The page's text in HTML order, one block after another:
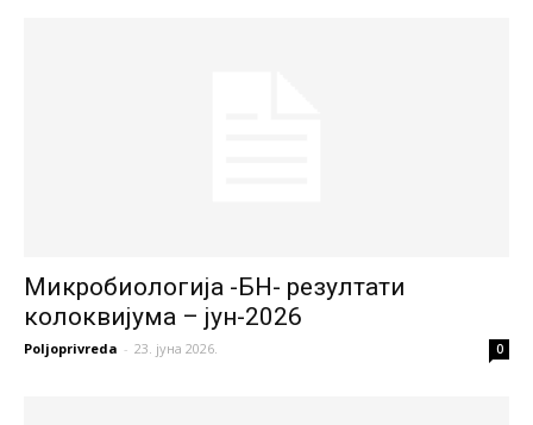
Микробиологија -БН- резултати
колоквијума – јун-2026
Poljoprivreda - 23. јуна 2026. 0